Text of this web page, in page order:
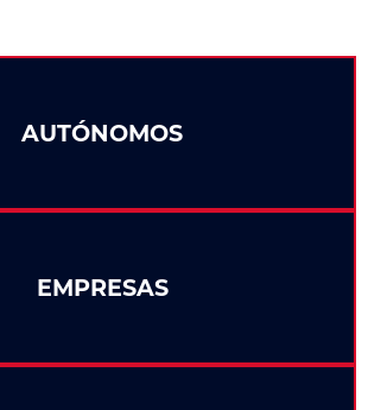
AUTÓNOMOS
EMPRESAS